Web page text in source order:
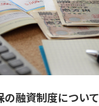
の融資制度について